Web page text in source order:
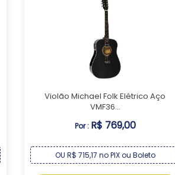
Violão Michael Folk Elétrico Aço
VMF36...
Por : R$ 769,00
OU R$ 715,17 no PIX ou Boleto